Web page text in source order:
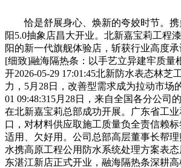
恰是舒展身心、焕新的夸姣时节。携
阳5.0抽象店昌大开业。北新嘉宝莉工程
阳的新一代旗舰体验店，斩获行业高度
[细致]融海隔热条：以手艺立异建牢质量
开2026-05-29 17:01:45北新防水表态林
力，5月28日，改善型需求成为拉动市
01 09:48:315月28日，来自全国各分公
在北新嘉宝莉总部成功开展。广东省工
口，对材料供应取施工质量负全责信赖
适用、欠好用。公司总部高层董事长帮
水携高原工程公用防水系统处理方案表
东湛江新店正式开业，融海隔热条深耕